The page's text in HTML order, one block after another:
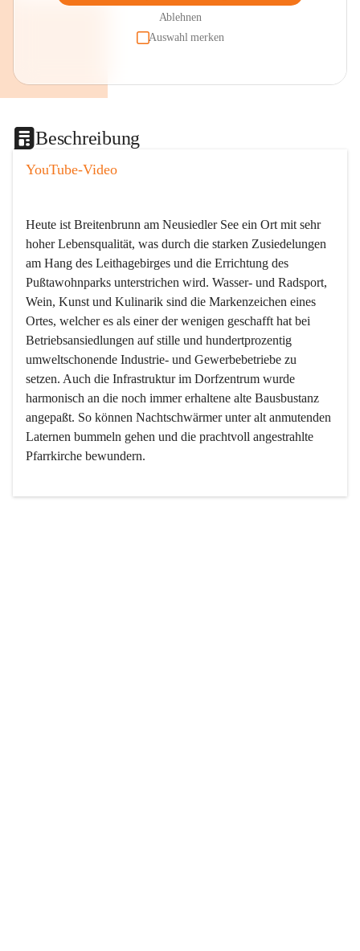
Ablehnen
Auswahl merken
Beschreibung
YouTube-Video
Heute ist Breitenbrunn am Neusiedler See ein Ort mit sehr
hoher Lebensqualität, was durch die starken Zusiedelungen
am Hang des Leithagebirges und die Errichtung des
Pußtawohnparks unterstrichen wird. Wasser- und Radsport,
Wein, Kunst und Kulinarik sind die Markenzeichen eines
Ortes, welcher es als einer der wenigen geschafft hat bei
Betriebsansiedlungen auf stille und hundertprozentig
umweltschonende Industrie- und Gewerbebetriebe zu
setzen. Auch die Infrastruktur im Dorfzentrum wurde
harmonisch an die noch immer erhaltene alte Bausbustanz
angepaßt. So können Nachtschwärmer unter alt anmutenden
Laternen bummeln gehen und die prachtvoll angestrahlte
Pfarrkirche bewundern.
Der Weinbau dominert heute nicht mehr, ist aber integrativer